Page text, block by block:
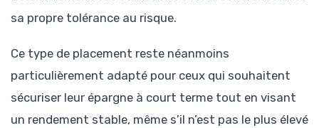
sa propre tolérance au risque.
Ce type de placement reste néanmoins
particulièrement adapté pour ceux qui souhaitent
sécuriser leur épargne à court terme tout en visant
un rendement stable, même s’il n’est pas le plus élevé